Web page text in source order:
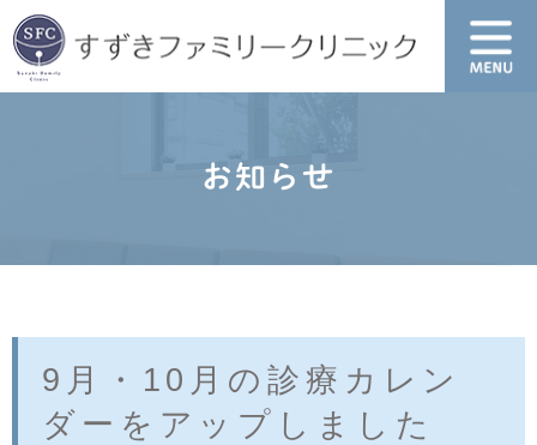
お知らせ
9月・10月の診療カレン
ダーをアップしました